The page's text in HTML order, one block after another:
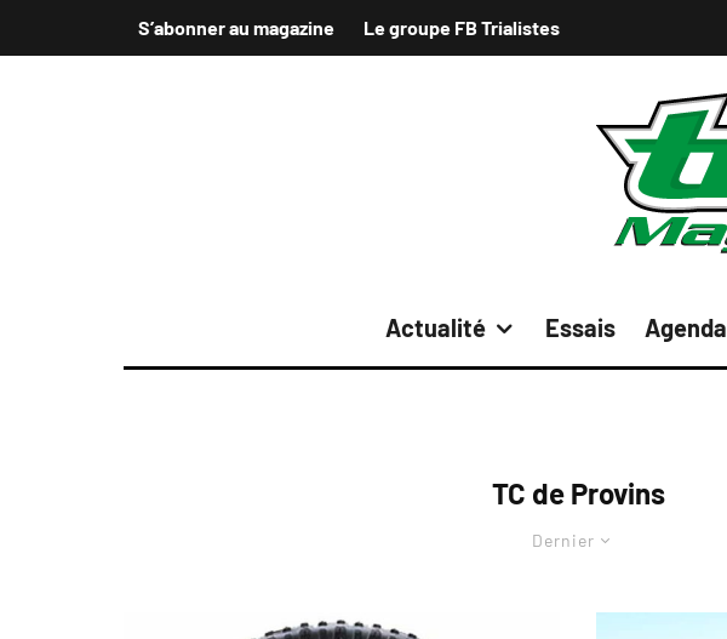
S’abonner au magazine Le groupe FB Trialistes
Actualité Essais Agenda
TC de Provins
Dernier